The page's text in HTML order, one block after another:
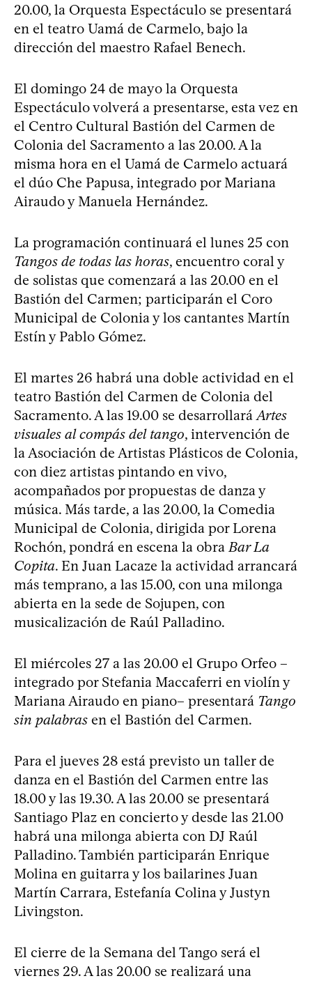
20.00, la Orquesta Espectáculo se presentará
en el teatro Uamá de Carmelo, bajo la
dirección del maestro Rafael Benech.
El domingo 24 de mayo la Orquesta
Espectáculo volverá a presentarse, esta vez en
el Centro Cultural Bastión del Carmen de
Colonia del Sacramento a las 20.00. A la
misma hora en el Uamá de Carmelo actuará
el dúo Che Papusa, integrado por Mariana
Airaudo y Manuela Hernández.
La programación continuará el lunes 25 con
Tangos de todas las horas, encuentro coral y
de solistas que comenzará a las 20.00 en el
Bastión del Carmen; participarán el Coro
Municipal de Colonia y los cantantes Martín
Estín y Pablo Gómez.
El martes 26 habrá una doble actividad en el
teatro Bastión del Carmen de Colonia del
Sacramento. A las 19.00 se desarrollará Artes
visuales al compás del tango, intervención de
la Asociación de Artistas Plásticos de Colonia,
con diez artistas pintando en vivo,
acompañados por propuestas de danza y
música. Más tarde, a las 20.00, la Comedia
Municipal de Colonia, dirigida por Lorena
Rochón, pondrá en escena la obra Bar La
Copita. En Juan Lacaze la actividad arrancará
más temprano, a las 15.00, con una milonga
abierta en la sede de Sojupen, con
musicalización de Raúl Palladino.
El miércoles 27 a las 20.00 el Grupo Orfeo –
integrado por Stefania Maccaferri en violín y
Mariana Airaudo en piano– presentará Tango
sin palabras en el Bastión del Carmen.
Para el jueves 28 está previsto un taller de
danza en el Bastión del Carmen entre las
18.00 y las 19.30. A las 20.00 se presentará
Santiago Plaz en concierto y desde las 21.00
habrá una milonga abierta con DJ Raúl
Palladino. También participarán Enrique
Molina en guitarra y los bailarines Juan
Martín Carrara, Estefanía Colina y Justyn
Livingston.
El cierre de la Semana del Tango será el
viernes 29. A las 20.00 se realizará una